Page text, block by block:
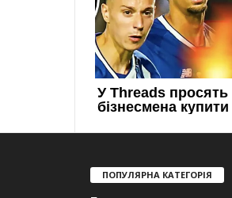
ПОПУЛЯРНА КАТЕГОРІЯ